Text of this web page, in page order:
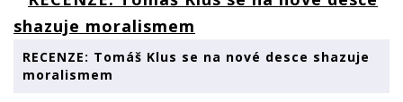
RECENZE: Tomáš Klus se na nové desce shazuje
moralismem